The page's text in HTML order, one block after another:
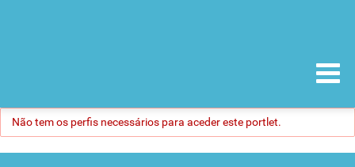
Não tem os perfis necessários para aceder este portlet.